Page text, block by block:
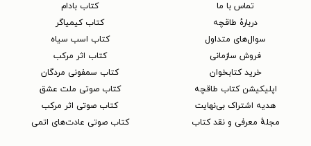
تماس با ما
دربارهٔ طاقچه
سوال‌های متداول
فروش سازمانی
خرید کتابخوان
اپلیکیشن کتاب طاقچه
هدیه اشتراک بی‌نهایت
مجلهٔ معرفی و نقد کتاب
کتاب بادام
کتاب کیمیاگر
کتاب اسب سیاه
کتاب اثر مرکب
کتاب سمفونی مردگان
کتاب صوتی ملت عشق
کتاب صوتی اثر مرکب
کتاب صوتی عادت‌های اتمی